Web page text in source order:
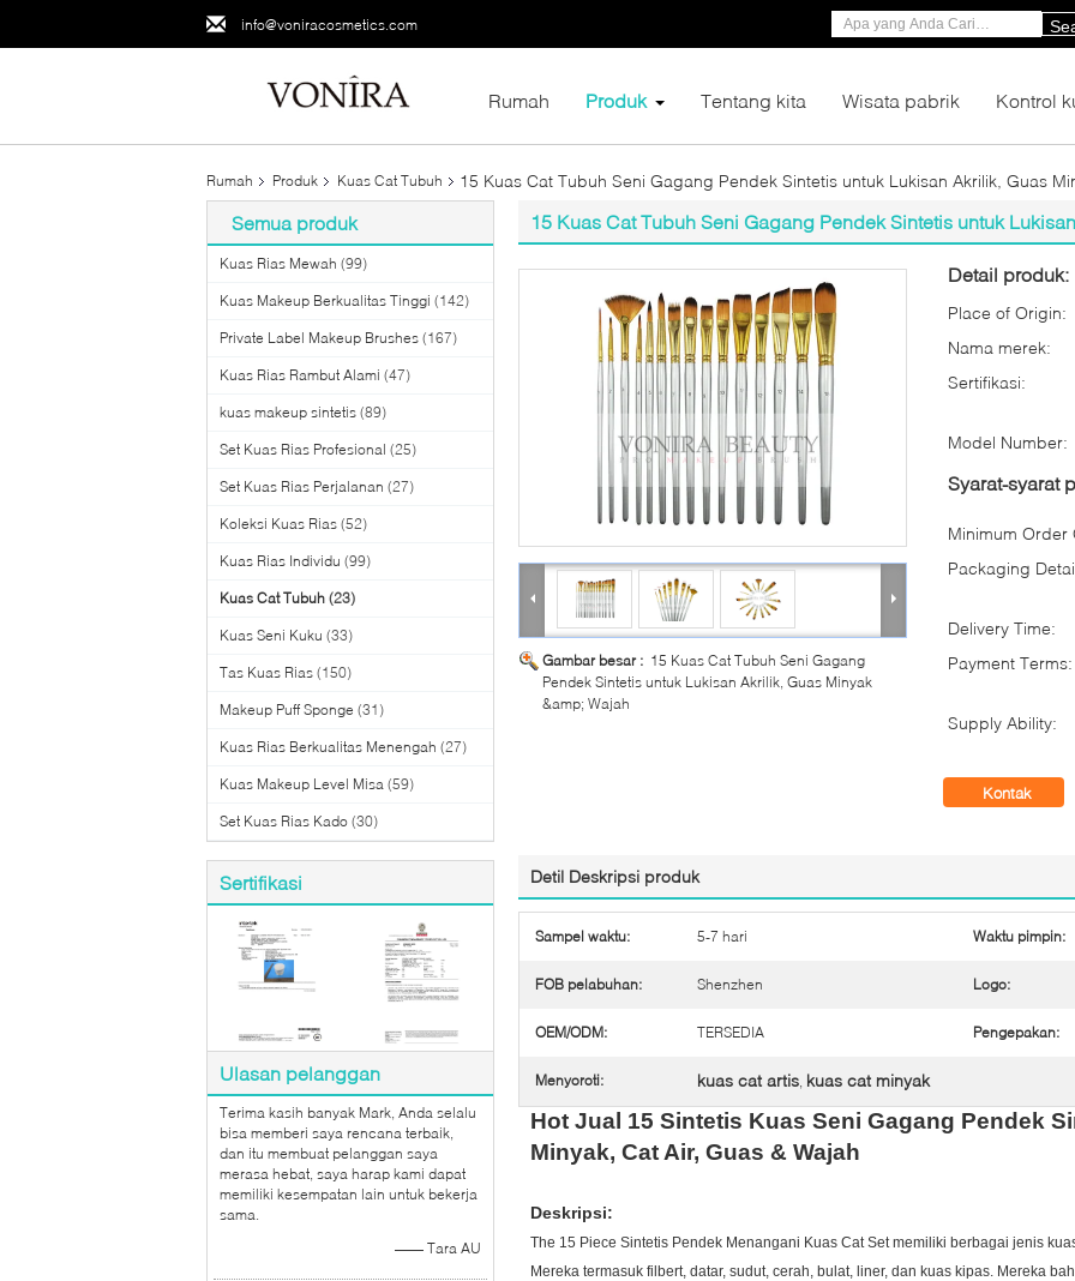
info@voniracosmetics.com
Rumah Produk Tentang kita Wisata pabrik Kontrol
Rumah Produk Kuas Cat Tubuh 15 Kuas Cat Tubuh Seni Gagang Pendek Sintetis untuk Lukisan Akrilik, Guas
Semua produk
Kuas Rias Mewah (99)
Kuas Makeup Berkualitas Tinggi (142)
Private Label Makeup Brushes (167)
Kuas Rias Rambut Alami (47)
kuas makeup sintetis (89)
Set Kuas Rias Profesional (25)
Set Kuas Rias Perjalanan (27)
Koleksi Kuas Rias (52)
Kuas Rias Individu (99)
Kuas Cat Tubuh (23)
Kuas Seni Kuku (33)
Tas Kuas Rias (150)
Makeup Puff Sponge (31)
Kuas Rias Berkualitas Menengah (27)
Kuas Makeup Level Misa (59)
Set Kuas Rias Kado (30)
Sertifikasi
Ulasan pelanggan
Terima kasih banyak Mark, Anda selalu
bisa memberi saya rencana terbaik,
dan itu membuat pelanggan saya
merasa hebat, saya harap kami dapat
memiliki kesempatan lain untuk bekerja
sama.
—— Tara AU
15 Kuas Cat Tubuh Seni Gagang Pendek Sintetis untuk
Gambar besar : 15 Kuas Cat Tubuh Seni Gagang
Pendek Sintetis untuk Lukisan Akrilik, Guas Minyak
&amp; Wajah
Detail produk:
Place of Origin:
Nama merek:
Sertifikasi:
Model Number:
Syarat-syarat
Minimum Order
Packaging
Delivery Time:
Payment Terms:
Supply Ability:
Kontak
Detil Deskripsi produk
Sampel waktu: 5-7 hari Waktu pimpin:
FOB pelabuhan: Shenzhen Logo:
OEM/ODM: TERSEDIA Pengepakan:
Menyoroti: kuas cat artis, kuas cat minyak
Hot Jual 15 Sintetis Kuas Seni Gagang Pendek
Minyak, Cat Air, Guas & Wajah
Deskripsi:
The 15 Piece Sintetis Pendek Menangani Kuas Cat Set memiliki berbagai jenis
Mereka termasuk filbert, datar, sudut, cerah, bulat, liner, dan kuas kipas. Mereka